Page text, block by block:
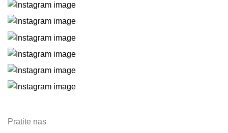
Pratite nas